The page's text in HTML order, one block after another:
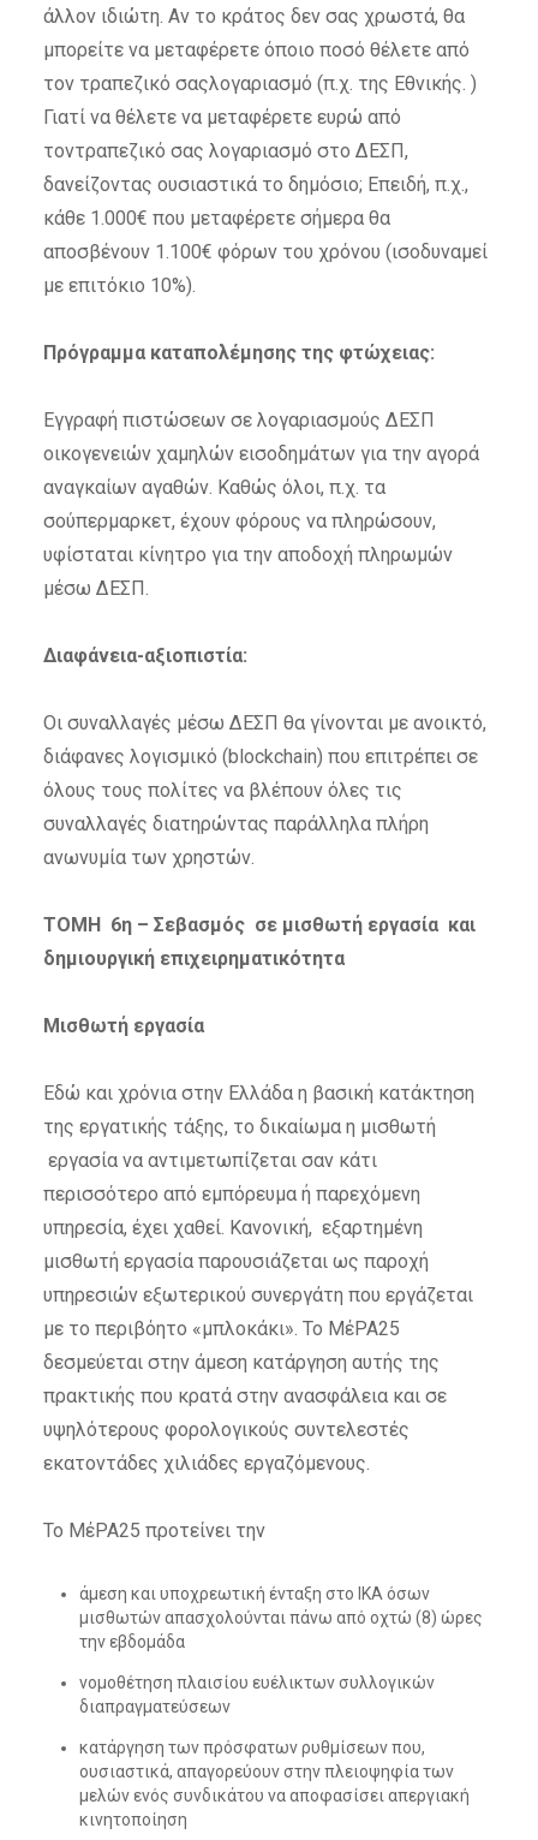
άλλον ιδιώτη. Αν το κράτος δεν σας χρωστά, θα
μπορείτε να μεταφέρετε όποιο ποσό θέλετε από
τον τραπεζικό σαςλογαριασμό (π.χ. της Εθνικής. )
Γιατί να θέλετε να μεταφέρετε ευρώ από
τοντραπεζικό σας λογαριασμό στο ΔΕΣΠ,
δανείζοντας ουσιαστικά το δημόσιο; Επειδή, π.χ.,
κάθε 1.000€ που μεταφέρετε σήμερα θα
αποσβένουν 1.100€ φόρων του χρόνου (ισοδυναμεί
με επιτόκιο 10%).
Πρόγραμμα καταπολέμησης της φτώχειας:
Εγγραφή πιστώσεων σε λογαριασμούς ΔΕΣΠ
οικογενειών χαμηλών εισοδημάτων για την αγορά
αναγκαίων αγαθών. Καθώς όλοι, π.χ. τα
σούπερμαρκετ, έχουν φόρους να πληρώσουν,
υφίσταται κίνητρο για την αποδοχή πληρωμών
μέσω ΔΕΣΠ.
Διαφάνεια-αξιοπιστία:
Οι συναλλαγές μέσω ΔΕΣΠ θα γίνονται με ανοικτό,
διάφανες λογισμικό (blockchain) που επιτρέπει σε
όλους τους πολίτες να βλέπουν όλες τις
συναλλαγές διατηρώντας παράλληλα πλήρη
ανωνυμία των χρηστών.
ΤΟΜΗ 6η – Σεβασμός σε μισθωτή εργασία και
δημιουργική επιχειρηματικότητα
Μισθωτή εργασία
Εδώ και χρόνια στην Ελλάδα η βασική κατάκτηση
της εργατικής τάξης, το δικαίωμα η μισθωτή
εργασία να αντιμετωπίζεται σαν κάτι
περισσότερο από εμπόρευμα ή παρεχόμενη
υπηρεσία, έχει χαθεί. Κανονική, εξαρτημένη
μισθωτή εργασία παρουσιάζεται ως παροχή
υπηρεσιών εξωτερικού συνεργάτη που εργάζεται
με το περιβόητο «μπλοκάκι». Το ΜέΡΑ25
δεσμεύεται στην άμεση κατάργηση αυτής της
πρακτικής που κρατά στην ανασφάλεια και σε
υψηλότερους φορολογικούς συντελεστές
εκατοντάδες χιλιάδες εργαζόμενους.
Το ΜέΡΑ25 προτείνει την
άμεση και υποχρεωτική ένταξη στο ΙΚΑ όσων
μισθωτών απασχολούνται πάνω από οχτώ (8) ώρες
την εβδομάδα
νομοθέτηση πλαισίου ευέλικτων συλλογικών
διαπραγματεύσεων
κατάργηση των πρόσφατων ρυθμίσεων που,
ουσιαστικά, απαγορεύουν στην πλειοψηφία των
μελών ενός συνδικάτου να αποφασίσει απεργιακή
κινητοποίηση